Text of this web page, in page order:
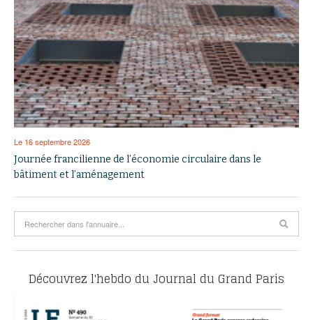
Le 16 septembre 2026
Journée francilienne de l’économie circulaire dans le
bâtiment et l’aménagement
Découvrez l'hebdo du Journal du Grand Paris